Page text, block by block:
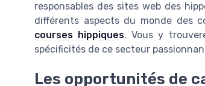
responsables des sites web des
différents aspects du monde des
courses hippiques. Vous y
spécificités de ce secteur
Les opportunités de